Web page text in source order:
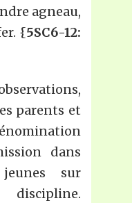
agneau,
{5SC6-12:
parents et
dans
sur